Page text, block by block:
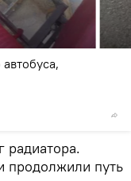
радиатора.
продолжили путь